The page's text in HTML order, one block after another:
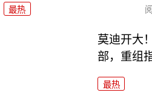
最热
莫迪开大
部，重组
最热